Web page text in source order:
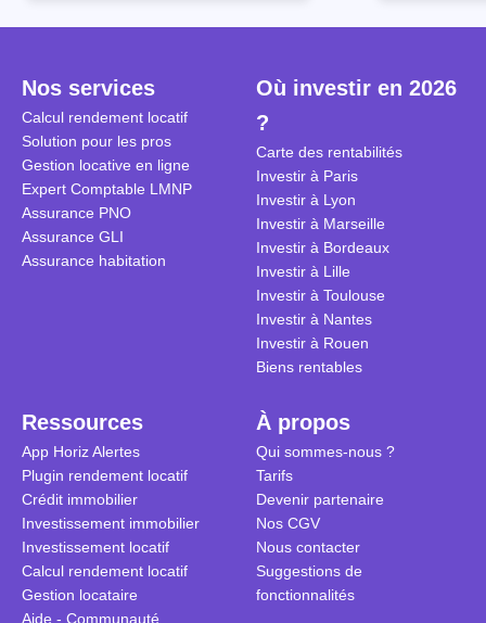
expliquons tout dans cet article.
la règle
secondes
fenêtres"
sécuriser
Nos services
Calcul rendement locatif
Solution pour les pros
Gestion locative en ligne
Expert Comptable LMNP
Assurance PNO
Assurance GLI
Assurance habitation
Où investir en 2026
?
Carte des rentabilités
Investir à Paris
Investir à Lyon
Investir à Marseille
Investir à Bordeaux
Investir à Lille
Investir à Toulouse
Investir à Nantes
Investir à Rouen
Biens rentables
Ressources
App Horiz Alertes
Plugin rendement locatif
Crédit immobilier
Investissement immobilier
Investissement locatif
Calcul rendement locatif
Gestion locataire
Aide - Communauté
À propos
Qui sommes-nous ?
Tarifs
Devenir partenaire
Nos CGV
Nous contacter
Suggestions de
fonctionnalités